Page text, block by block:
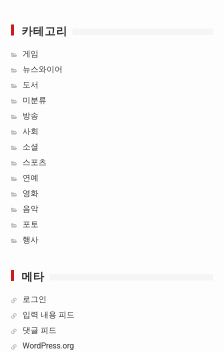
카테고리
게임
뉴스와이어
도서
미분류
방송
사회
소셜
스포츠
연예
영화
음악
포토
행사
메타
로그인
입력 내용 피드
댓글 피드
WordPress.org